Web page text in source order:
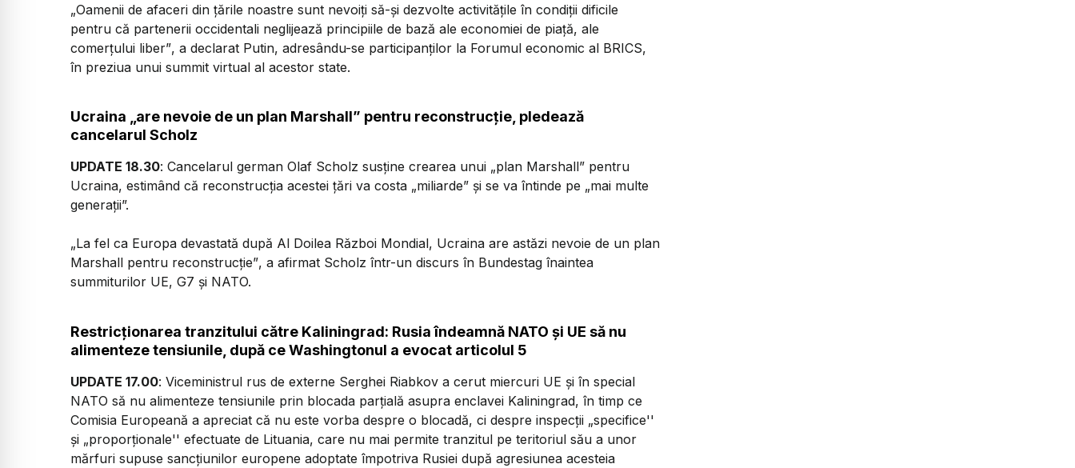
„Oamenii de afaceri din ţările noastre sunt nevoiţi să-şi dezvolte activităţile în condiţii dificile
pentru că partenerii occidentali neglijează principiile de bază ale economiei de piaţă, ale
comerţului liber”, a declarat Putin, adresându-se participanţilor la Forumul economic al BRICS,
în preziua unui summit virtual al acestor state.
Ucraina „are nevoie de un plan Marshall” pentru reconstrucţie, pledează
cancelarul Scholz
UPDATE 18.30: Cancelarul german Olaf Scholz susține crearea unui „plan Marshall” pentru
Ucraina, estimând că reconstrucţia acestei ţări va costa „miliarde” şi se va întinde pe „mai multe
generaţii”.
„La fel ca Europa devastată după Al Doilea Război Mondial, Ucraina are astăzi nevoie de un plan
Marshall pentru reconstrucţie”, a afirmat Scholz într-un discurs în Bundestag înaintea
summiturilor UE, G7 şi NATO.
Restricţionarea tranzitului către Kaliningrad: Rusia îndeamnă NATO şi UE să nu
alimenteze tensiunile, după ce Washingtonul a evocat articolul 5
UPDATE 17.00: Viceministrul rus de externe Serghei Riabkov a cerut miercuri UE şi în special
NATO să nu alimenteze tensiunile prin blocada parţială asupra enclavei Kaliningrad, în timp ce
Comisia Europeană a apreciat că nu este vorba despre o blocadă, ci despre inspecţii „specifice''
şi „proporţionale'' efectuate de Lituania, care nu mai permite tranzitul pe teritoriul său a unor
mărfuri supuse sancţiunilor europene adoptate împotriva Rusiei după agresiunea acesteia